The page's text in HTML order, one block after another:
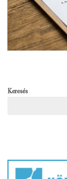
Keresés